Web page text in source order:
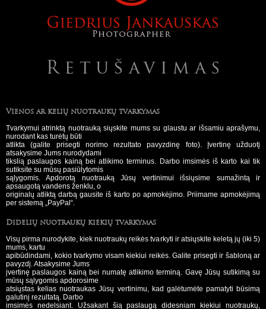
Vienos ar kelių nuotraukų tvarkymas
Tvarkymui atrinktą nuotrauką siųskite mums su glaustu ar išsamiu aprašymu,
nurodant kas turėtų būti
atlikta (galite prisegti norimo rezultato pavyzdinę foto). Įvertinę užduotį
atsakysime Jums nurodydami
tikslią paslaugos kainą bei atlikimo terminus. Darbo imsimės iš karto kai tik
sutiksite su mūsų pasiūlytomis
sąlygomis. Apdorotą nuotrauką Jūsų vertinimui išsiųsime sumažintą ir
apsaugotą vandens ženklu, o
originalų atliktą darbą gausite iš karto po apmokėjimo. Priimame apmokėjimą
per sistemą „PayPal“.
Didelių nuotraukų kiekių tvarkymas
Visų pirma nurodykite, kiek nuotraukų reikės tvarkyti ir atsiųskite keletą jų (iki 5)
mums, kartu
apibūdindami, kokio tvarkymo visam kiekiui reikės. Galite prisegti ir šabloną ar
pavyzdį. Atsakysime Jums
įvertinę paslaugos kainą bei numatę atlikimo terminą. Gavę Jūsų sutikimą su
mūsų sąlygomis apdorosime
atsiųstas kelias nuotraukas Jūsų vertinimu, kad galėtumėte pamatyti būsimą
galutinį rezultatą. Darbo
imsimės nedelsiant. Užsakant šią paslaugą didesniam kiekiui nuotraukų,